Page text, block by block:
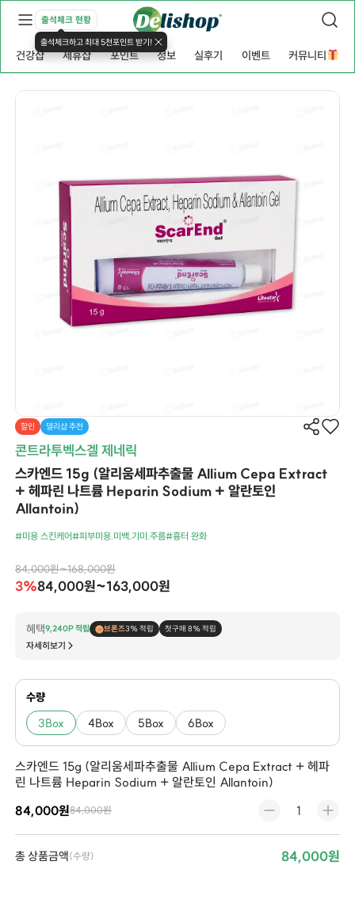
출석체크 현황
출석체크하고 최대 5천포인트 받기!
건강샵 제휴샵 포인트 정보 실후기 이벤트 커뮤니티
할인 델리샵 추천
콘트라투벡스겔 제네릭
스카엔드 15g (알리움세파추출물 Allium Cepa Extract
+ 헤파린 나트륨 Heparin Sodium + 알란토인
Allantoin)
#미용 스킨케어#피부미용.미백.기미.주름#흉터 완화
84,000원~168,000원
3%84,000원~163,000원
혜택9,240P 적립 브론즈3% 적립 첫구매 8% 적립
자세히보기
수량
3Box 4Box 5Box 6Box
스카엔드 15g (알리움세파추출물 Allium Cepa Extract + 헤파
린 나트륨 Heparin Sodium + 알란토인 Allantoin)
84,000원84,000원
총 상품금액(수량) 84,000원